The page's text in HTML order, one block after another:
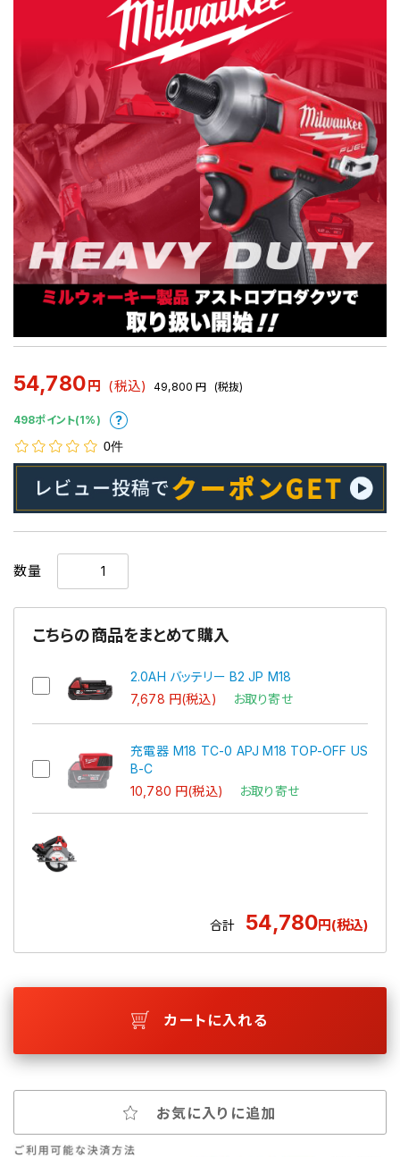
54,780 円 (税込) 49,800 円 (税抜)
498ポイント(1%)
0件
数量
こちらの商品をまとめて購入
2.0AH バッテリー B2 JP M18
7,678 円(税込)
お取り寄せ
充電器 M18 TC-0 APJ M18 TOP-OFF US
B-C
10,780 円(税込)
お取り寄せ
合計 54,780円(税込)
カートに入れる
お気に入りに追加